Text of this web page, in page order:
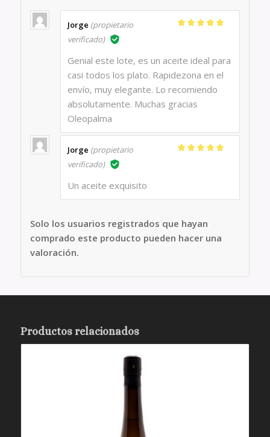
Jorge (propietario
verificado)
Genial este lote, es un aceite ideal para
casi todos los plato. Rapidezona en el
envío, muy elegante. Lo recomiendo
absolutamente. Muchas gracias
Oleopalma
Jorge (propietario
verificado)
Un aceite exquisito
Solo los usuarios registrados que hayan
comprado este producto pueden hacer una
valoración.
Productos relacionados